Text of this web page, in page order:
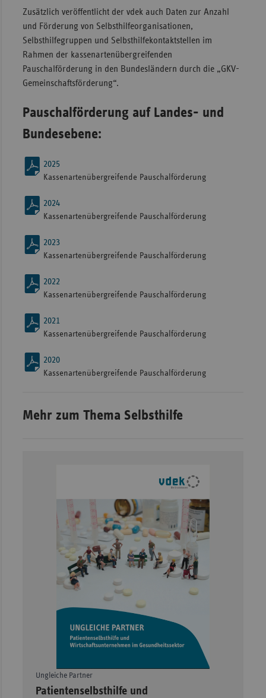
Zusätzlich veröffentlicht der vdek auch Daten zur Anzahl
und Förderung von Selbsthilfeorganisationen,
Selbsthilfegruppen und Selbsthilfekontaktstellen im
Rahmen der kassenartenübergreifenden
Pauschalförderung in den Bundesländern durch die „GKV-
Gemeinschaftsförderung“.
Pauschalförderung auf Landes- und
Bundesebene:
2025
Kassenartenübergreifende Pauschalförderung
2024
Kassenartenübergreifende Pauschalförderung
2023
Kassenartenübergreifende Pauschalförderung
2022
Kassenartenübergreifende Pauschalförderung
2021
Kassenartenübergreifende Pauschalförderung
2020
Kassenartenübergreifende Pauschalförderung
Mehr zum Thema Selbsthilfe
Ungleiche Partner
–Patientenselbsthilfe und